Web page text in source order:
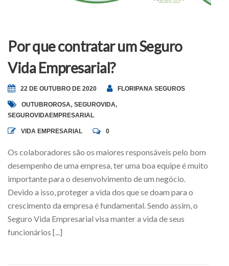
Por que contratar um Seguro
Vida Empresarial?
22 DE OUTUBRO DE 2020 FLORIPANA SEGUROS
OUTUBROROSA, SEGUROVIDA,
SEGUROVIDAEMPRESARIAL
VIDA EMPRESARIAL 0
Os colaboradores são os maiores responsáveis pelo bom
desempenho de uma empresa, ter uma boa equipe é muito
importante para o desenvolvimento de um negócio.
Devido a isso, proteger a vida dos que se doam para o
crescimento da empresa é fundamental. Sendo assim, o
Seguro Vida Empresarial visa manter a vida de seus
funcionários [...]